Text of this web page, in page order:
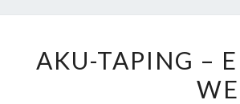
AKU-TAPING –